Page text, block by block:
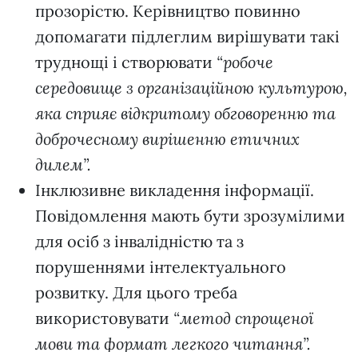
прозорістю. Керівництво повинно
допомагати підлеглим вирішувати такі
труднощі і створювати “робоче
середовище з організаційною культурою,
яка сприяє відкритому обговоренню та
доброчесному вирішенню етичних
дилем”.
Інклюзивне викладення інформації.
Повідомлення мають бути зрозумілими
для осіб з інвалідністю та з
порушеннями інтелектуального
розвитку. Для цього треба
використовувати “метод спрощеної
мови та формат легкого читання”.